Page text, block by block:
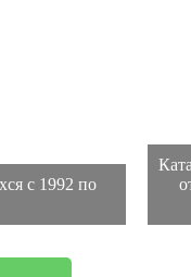
с 1992 по